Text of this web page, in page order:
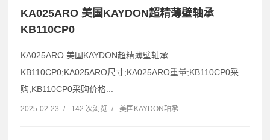
KA025ARO 美国KAYDON超精薄壁轴承
KB110CP0
KA025ARO 美国KAYDON超精薄壁轴承
KB110CP0;KA025ARO尺寸;KA025ARO重量;KB110CP0采
购;KB110CP0采购价格...
2025-02-23 / 142 次浏览 / 美国KAYDON轴承